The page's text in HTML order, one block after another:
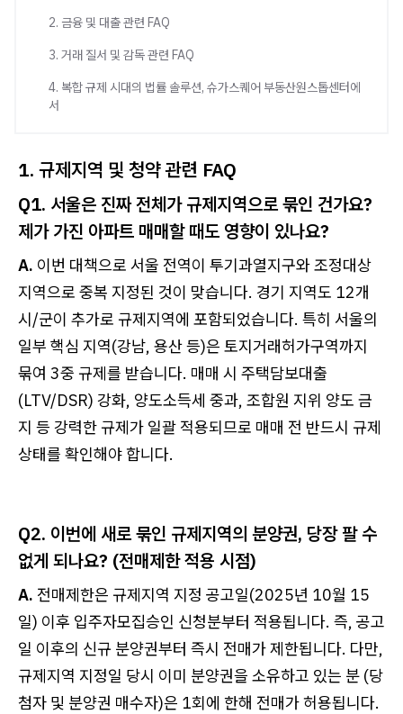
2. 금융 및 대출 관련 FAQ
3. 거래 질서 및 감독 관련 FAQ
4. 복합 규제 시대의 법률 솔루션, 슈가스퀘어 부동산원스톱센터에
서
1. 규제지역 및 청약 관련 FAQ
Q1. 서울은 진짜 전체가 규제지역으로 묶인 건가요?
제가 가진 아파트 매매할 때도 영향이 있나요?
A. 이번 대책으로 서울 전역이 투기과열지구와 조정대상
지역으로 중복 지정된 것이 맞습니다. 경기 지역도 12개
시/군이 추가로 규제지역에 포함되었습니다. 특히 서울의
일부 핵심 지역(강남, 용산 등)은 토지거래허가구역까지
묶여 3중 규제를 받습니다. 매매 시 주택담보대출
(LTV/DSR) 강화, 양도소득세 중과, 조합원 지위 양도 금
지 등 강력한 규제가 일괄 적용되므로 매매 전 반드시 규제
상태를 확인해야 합니다.
Q2. 이번에 새로 묶인 규제지역의 분양권, 당장 팔 수
없게 되나요? (전매제한 적용 시점)
A. 전매제한은 규제지역 지정 공고일(2025년 10월 15
일) 이후 입주자모집승인 신청분부터 적용됩니다. 즉, 공고
일 이후의 신규 분양권부터 즉시 전매가 제한됩니다. 다만,
규제지역 지정일 당시 이미 분양권을 소유하고 있는 분 (당
첨자 및 분양권 매수자)은 1회에 한해 전매가 허용됩니다.